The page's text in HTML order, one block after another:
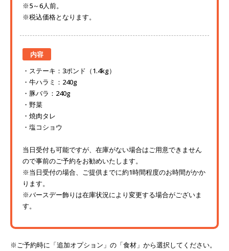
※5～6人前。
※税込価格となります。
内容
ステーキ：3ポンド（1.4kg）
牛ハラミ：240g
豚バラ：240g
野菜
焼肉タレ
塩コショウ
当日受付も可能ですが、在庫がない場合はご用意できません
ので事前のご予約をお勧めいたします。
※当日受付の場合、ご提供までに約1時間程度のお時間がかか
ります。
※バースデー飾りは在庫状況により変更する場合がございま
す。
※ご予約時に「追加オプション」の「食材」から選択してください。